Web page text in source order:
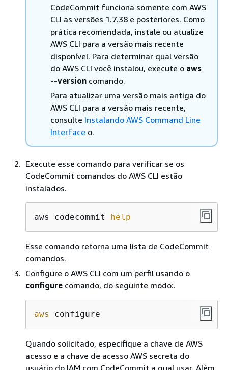
CodeCommit funciona somente com AWS
CLI as versões 1.7.38 e posteriores. Como
prática recomendada, instale ou atualize
AWS CLI para a versão mais recente
disponível. Para determinar qual versão
do AWS CLI você instalou, execute o aws
--version comando.
Para atualizar uma versão mais antiga do
AWS CLI para a versão mais recente,
consulte Instalando AWS Command Line
Interface o.
Execute esse comando para verificar se os
CodeCommit comandos do AWS CLI estão
instalados.
aws codecommit help
Esse comando retorna uma lista de CodeCommit
comandos.
Configure o AWS CLI com um perfil usando o
configure comando, do seguinte modo:.
aws configure
Quando solicitado, especifique a chave de AWS
acesso e a chave de acesso AWS secreta do
usuário do IAM com CodeCommit a qual usar. Além